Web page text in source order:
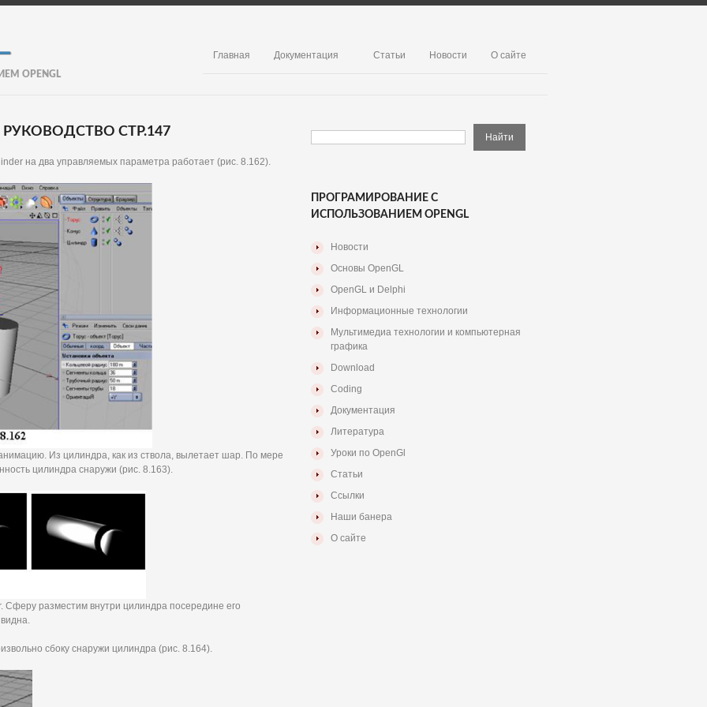
OPENGL
Главная Документация Статьи Новости О сайте
РУКОВОДСТВО СТР.147
на два управляемых параметра работает (рис. 8.162).
Из цилиндра, как из ствола, вылетает шар. По мере
цилиндра снаружи (рис. 8.163).
разместим внутри цилиндра посередине его
сбоку снаружи цилиндра (рис. 8.164).
ПРОГРАМИРОВАНИЕ С
ИСПОЛЬЗОВАНИЕМ OPENGL
Новости
Основы OpenGL
OpenGL и Delphi
Информационные технологии
Мультимедиа технологии и компьютерная
графика
Download
Coding
Документация
Литература
Уроки по OpenGl
Статьи
Ссылки
Наши банера
О сайте